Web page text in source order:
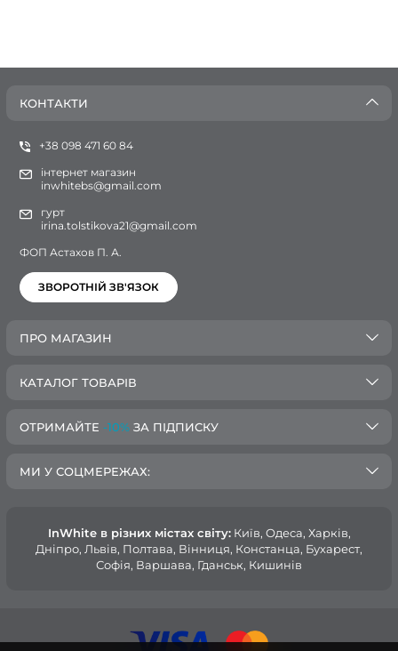
КОНТАКТИ
+38 098 471 60 84
інтернет магазин
inwhitebs@gmail.com
гурт
irina.tolstikova21@gmail.com
ФОП Астахов П. А.
ЗВОРОТНІЙ ЗВ'ЯЗОК
ПРО МАГАЗИН
КАТАЛОГ ТОВАРІВ
ОТРИМАЙТЕ -10% ЗА ПІДПИСКУ
МИ У СОЦМЕРЕЖАХ:
InWhite в різних містах світу:Київ, Одеса, Харків,
Дніпро, Львів, Полтава, Вінниця, Констанца, Бухарест,
Софія, Варшава, Гданськ, Кишинів